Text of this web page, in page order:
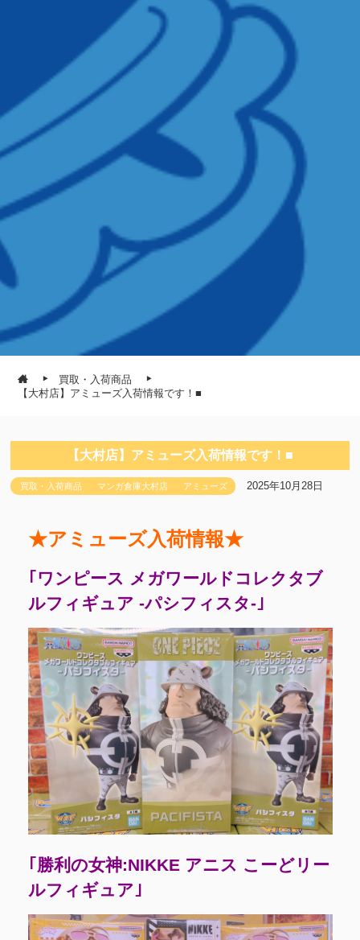
買取・入荷商品
【大村店】アミューズ入荷情報です！■
【大村店】アミューズ入荷情報です！■
買取・入荷商品 マンガ倉庫大村店 アミューズ 2025年10月28日
★アミューズ入荷情報★
｢ワンピース メガワールドコレクタブ
ルフィギュア -パシフィスタ-｣
｢勝利の女神:NIKKE アニス こーどリー
ルフィギュア｣